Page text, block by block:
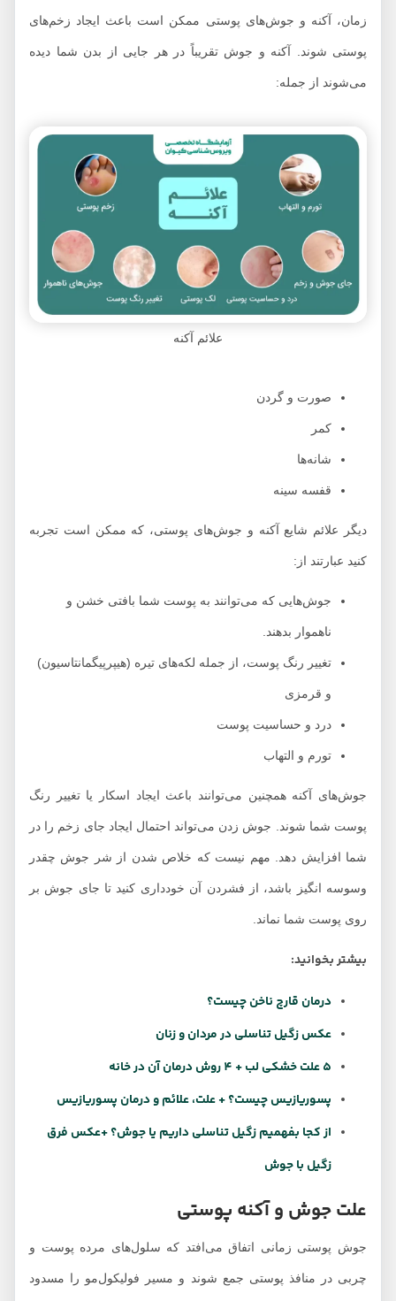
زمان، آکنه و جوش‌های پوستی ممکن است باعث ایجاد زخم‌های
پوستی شوند. آکنه و جوش‌ تقریباً در هر جایی از بدن شما دیده
می‌شوند از جمله:
علائم آکنه
صورت و گردن
کمر
شانه‌ها
قفسه سینه
دیگر علائم شایع آکنه و جوش‌های پوستی، که ممکن است تجربه
کنید عبارتند از:
جوش‌هایی که می‌توانند به پوست شما بافتی خشن و
ناهموار بدهند.
تغییر رنگ پوست، از جمله لکه‌های تیره (هیپرپیگمانتاسیون)
و قرمزی
درد و حساسیت پوست
تورم و التهاب
جوش‌های آکنه همچنین می‌توانند باعث ایجاد اسکار یا تغییر رنگ
پوست شما شوند. جوش زدن می‌تواند احتمال ایجاد جای زخم را در
شما افزایش دهد. مهم نیست که خلاص شدن از شر جوش چقدر
وسوسه انگیز باشد، از فشردن آن خودداری کنید تا جای جوش بر
روی پوست شما نماند.
بیشتر بخوانید:
درمان قارچ ناخن چیست؟
عکس زگیل تناسلی در مردان و زنان
پسوریازیس چیست؟ + علت، علائم و درمان پسوریازیس
از کجا بفهمیم زگیل تناسلی داریم یا جوش؟ +عکس فرق
زگیل با جوش
علت جوش و آکنه پوستی
جوش پوستی زمانی اتفاق می‌افتد که سلول‌های مرده پوست و
چربی در منافذ پوستی جمع شوند و مسیر فولیکول‌مو را مسدود